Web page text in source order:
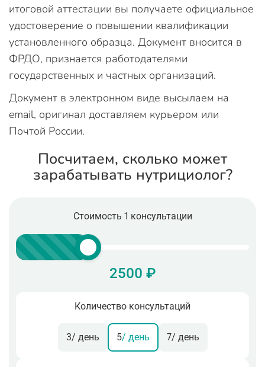
итоговой аттестации вы получаете официальное
удостоверение о повышении квалификации
установленного образца. Документ вносится в
ФРДО, признается работодателями
государственных и частных организаций.
Документ в электронном виде высылаем на
email, оригинал доставляем курьером или
Почтой России.
Посчитаем, сколько может
зарабатывать нутрициолог?
Стоимость 1 консультации
2500 ₽
Количество консультаций
3/ день 5/ день 7/ день